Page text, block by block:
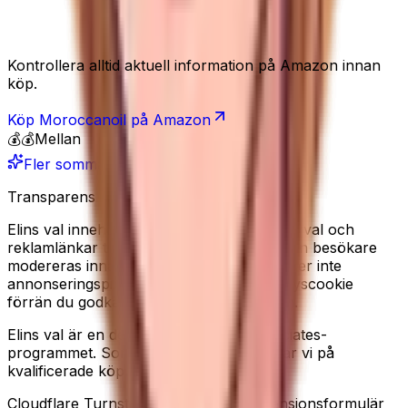
Se produkten
Kontrollera alltid aktuell information på Amazon innan
köp.
Köp Moroccanoil på Amazon
💰💰Mellan
Fler sommarfavoriter
Transparens
Elins val innehåller redaktionella produkturval och
reklamlänkar till Amazon. Recensioner från besökare
modereras innan de publiceras. Vi använder inte
annonseringspixlar, och sätter ingen analyscookie
förrän du godkänner det i cookiebannern.
Elins val är en deltagare i Amazon Associates-
programmet. Som Amazon-partner tjänar vi på
kvalificerade köp.
Cloudflare Turnstile kan laddas på recensionsformulär